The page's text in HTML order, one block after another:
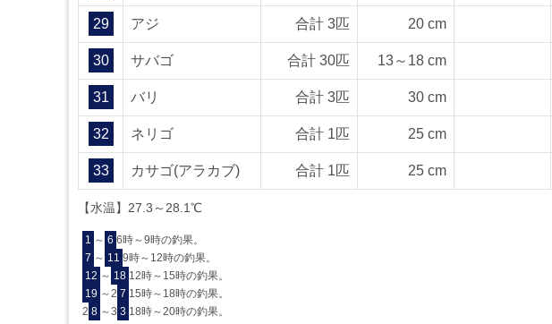
29 アジ 合計 3匹 20 cm
30 サバゴ 合計 30匹 13～18 cm
31 バリ 合計 3匹 30 cm
32 ネリゴ 合計 1匹 25 cm
33 カサゴ(アラカブ) 合計 1匹 25 cm
【水温】27.3～28.1℃
1 ～ 6 6時～9時の釣果。
7 ～ 11 9時～12時の釣果。
12 ～ 18 12時～15時の釣果。
19 ～2 7 15時～18時の釣果。
2 8 ～3 3 18時～20時の釣果。